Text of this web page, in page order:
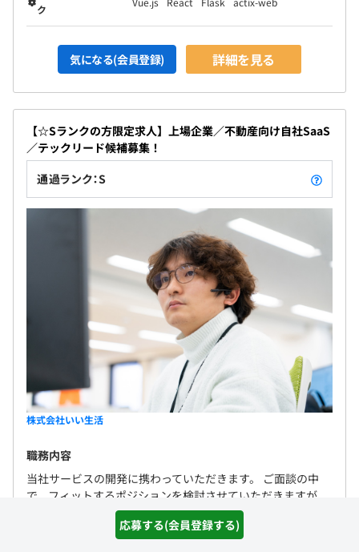
応募する(会員登録する)
ク
気になる(会員登録) 詳細を見る
【☆Sランクの方限定求人】上場企業／不動産向け自社SaaS
／テックリード候補募集！
通過ランク：S
株式会社いい生活
職務内容
当社サービスの開発に携わっていただきます。 ご面談の中
で、フィットするポジションを検討させていただきますが、
技術面においてチームをけん引していただきます。 主な開発
技術は下記の通りです。 ＜開...詳しく見る